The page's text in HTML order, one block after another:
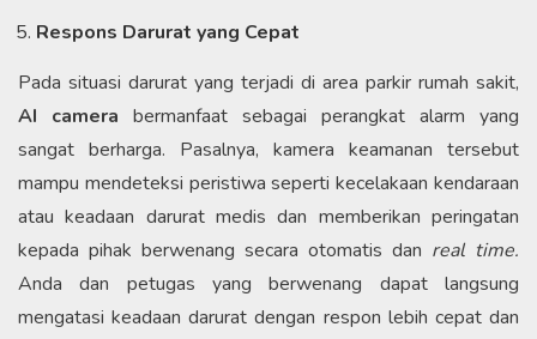
Respons Darurat yang Cepat
Pada situasi darurat yang terjadi di area parkir rumah sakit,
AI camera bermanfaat sebagai perangkat alarm yang
sangat berharga. Pasalnya, kamera keamanan tersebut
mampu mendeteksi peristiwa seperti kecelakaan kendaraan
atau keadaan darurat medis dan memberikan peringatan
kepada pihak berwenang secara otomatis dan real time.
Anda dan petugas yang berwenang dapat langsung
mengatasi keadaan darurat dengan respon lebih cepat dan